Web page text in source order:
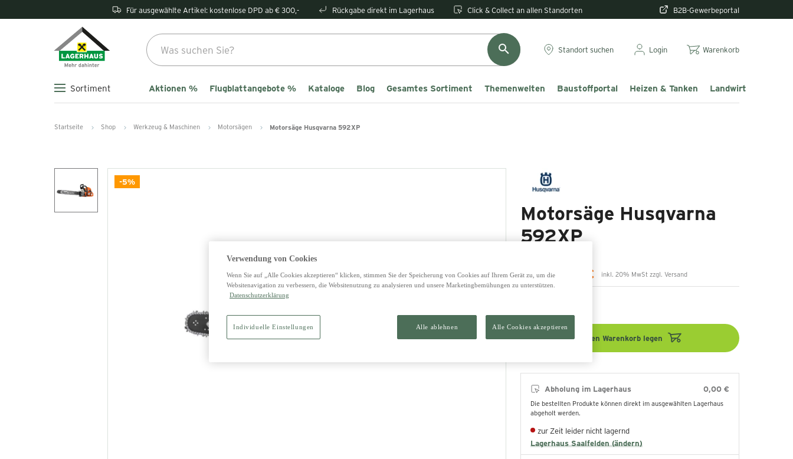
Für ausgewählte Artikel: kostenlose DPD ab € 300,- Rückgabe direkt im Lagerhaus Click & Collect an allen Standorten B2B-Gewerbeportal
Standort suchen Login Warenkorb
Sortiment Aktionen % Flugblattangebote % Kataloge Blog Gesamtes Sortiment Themenwelten Baustoffportal Heizen & Tanken Landwirtschaft &
Startseite Shop Werkzeug & Maschinen Motorsägen Motorsäge Husqvarna 592XP
-5%
Motorsäge Husqvarna
592XP
1.699,00 € inkl. 20% MwSt zzgl. Versand
In den Warenkorb legen
Abholung im Lagerhaus 0,00 €
Die bestellten Produkte können direkt im ausgewählten Lagerhaus
abgeholt werden.
zur Zeit leider nicht lagernd
Lagerhaus Saalfelden (ändern)
Verwendung von Cookies
Wenn Sie auf „Alle Cookies akzeptieren“ klicken, stimmen Sie der Speicherung von Cookies auf Ihrem Gerät zu, um die
Websitenavigation zu verbessern, die Websitenutzung zu analysieren und unsere Marketingbemühungen zu unterstützen.
Datenschutzerklärung
Alle ablehnen Alle Cookies akzeptieren
Individuelle Einstellungen